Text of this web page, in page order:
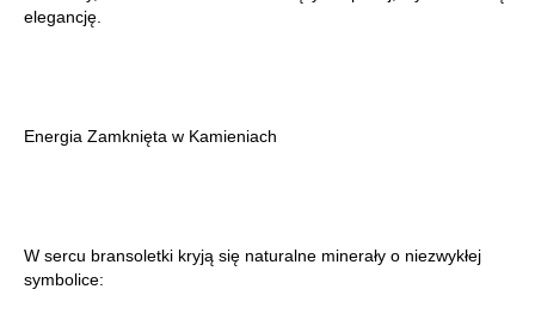
elegancję.
Energia Zamknięta w Kamieniach
W sercu bransoletki kryją się naturalne minerały o niezwykłej
symbolice: